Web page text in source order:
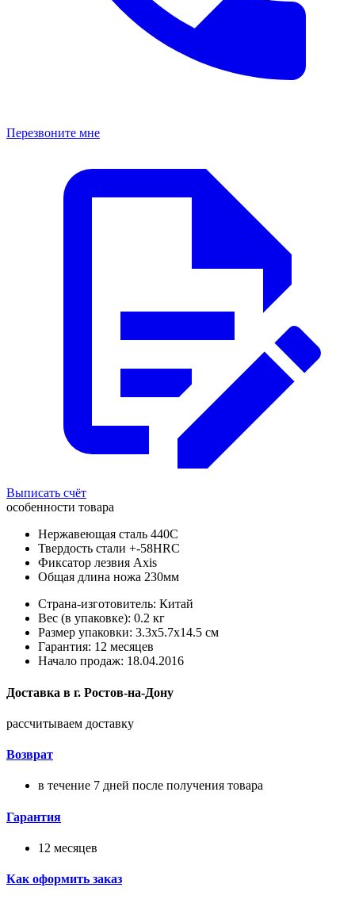
Перезвоните мне
Выписать счёт
особенности товара
Нержавеющая сталь 440С
Твердость стали +-58HRC
Фиксатор лезвия Axis
Общая длина ножа 230мм
Страна-изготовитель: Китай
Вес (в упаковке): 0.2 кг
Размер упаковки: 3.3x5.7x14.5 см
Гарантия: 12 месяцев
Начало продаж: 18.04.2016
Доставка в г. Ростов-на-Дону
рассчитываем доставку
Возврат
в течение 7 дней после получения товара
Гарантия
12 месяцев
Как оформить заказ